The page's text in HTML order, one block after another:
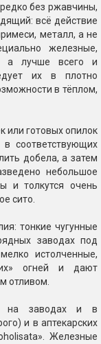
без ржавчины,
всё действие
металл, а не
железные,
а лучше всего и
их в плотно
в тёплом,
или готовых опилок
соответствующих
добела, а затем
небольшое
и толкутся очень
сито.
тонкие чугунные
заводах под
истолченные,
огней и дают
отливом.
на заводах и в
и в аптекарских
Железные